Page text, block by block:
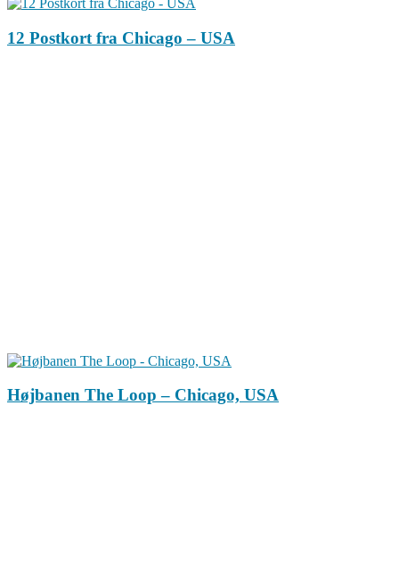
12 Postkort fra Chicago – USA
Højbanen The Loop – Chicago, USA